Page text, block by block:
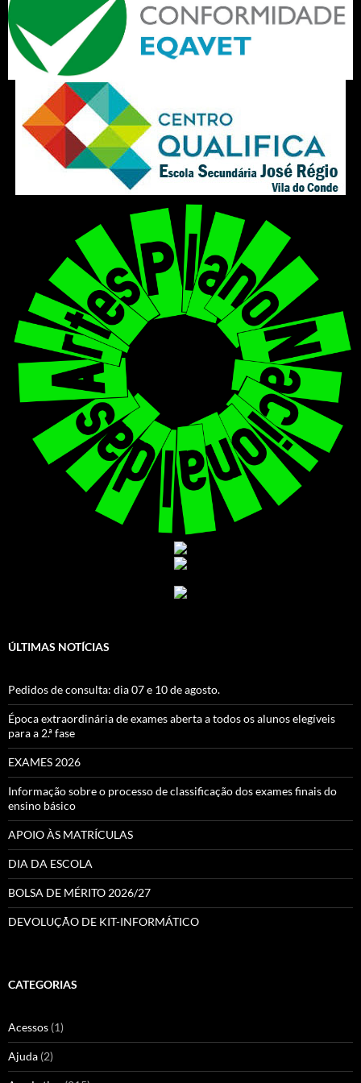
ÚLTIMAS NOTÍCIAS
Pedidos de consulta: dia 07 e 10 de agosto.
Época extraordinária de exames aberta a todos os alunos elegíveis
para a 2.ª fase
EXAMES 2026
Informação sobre o processo de classificação dos exames finais do
ensino básico
APOIO ÀS MATRÍCULAS
DIA DA ESCOLA
BOLSA DE MÉRITO 2026/27
DEVOLUÇÃO DE KIT-INFORMÁTICO
CATEGORIAS
Acessos (1)
Ajuda (2)